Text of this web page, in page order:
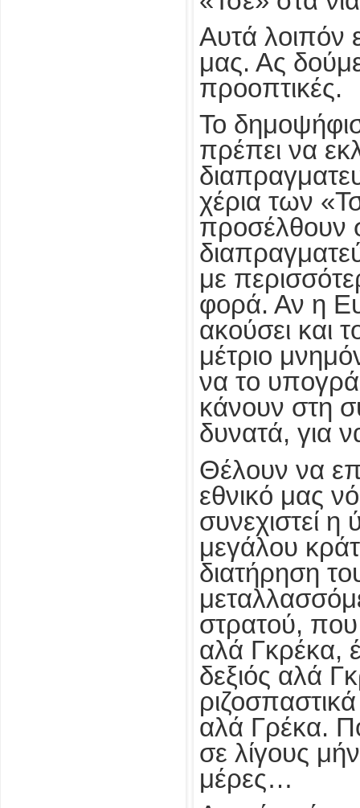
Αυτά λοιπόν
μας. Ας δούμε
προοπτικές.
Το
πρέπει να
χέρια των
προσέλθουν
με
φορά. Αν η
ακούσει και
μέτριο
να το
κάνουν στη
δυνατά, για
Θέλουν να
εθνικό μας
συνεχιστεί
μεγάλου
διατήρηση
στρατού,
αλά Γκρέκα,
δεξιός αλά
αλά Γρέκα.
σε λίγους
μέρες…